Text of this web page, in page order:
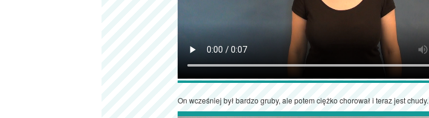
On wcześniej był bardzo gruby, ale potem ciężko chorował i teraz jest chudy.